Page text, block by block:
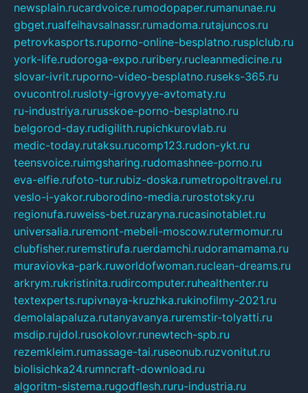
newsplain.rucardvoice.rumodopaper.rumanunae.ru
gbget.rualfeihavsalnassr.rumadoma.rutajuncos.ru
petrovkasports.ruporno-online-besplatno.rusplclub.ru
york-life.rudoroga-expo.ruribery.rucleanmedicine.ru
slovar-ivrit.ruporno-video-besplatno.ruseks-365.ru
ovucontrol.rusloty-igrovyye-avtomaty.ru
ru-industriya.rurusskoe-porno-besplatno.ru
belgorod-day.rudigilith.rupichkurovlab.ru
medic-today.rutaksu.rucomp123.rudon-ykt.ru
teensvoice.ruimgsharing.rudomashnee-porno.ru
eva-elfie.rufoto-tur.rubiz-doska.rumetropoltravel.ru
veslo-i-yakor.ruborodino-media.rurostotsky.ru
regionufa.ruweiss-bet.ruzaryna.rucasinotablet.ru
universalia.ruremont-mebeli-moscow.rutermomur.ru
clubfisher.ruremstirufa.ruerdamchi.rudoramamama.ru
muraviovka-park.ruworldofwoman.ruclean-dreams.ru
arkrym.rukristinita.rudircomputer.ruhealthenter.ru
textexperts.rupivnaya-kruzhka.rukinofilmy-2021.ru
demolalapaluza.rutanyavanya.ruremstir-tolyatti.ru
msdip.rujdol.rusokolovr.runewtech-spb.ru
rezemkleim.rumassage-tai.ruseonub.ruzvonitut.ru
biolisichka24.rumncraft-download.ru
algoritm-sistema.rugodflesh.ruru-industria.ru